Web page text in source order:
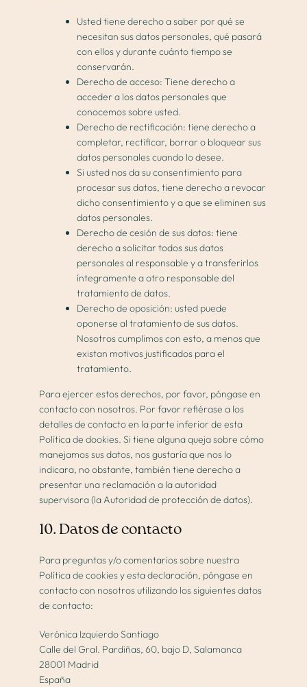
Usted tiene derecho a saber por qué se
necesitan sus datos personales, qué pasará
con ellos y durante cuánto tiempo se
conservarán.
Derecho de acceso: Tiene derecho a
acceder a los datos personales que
conocemos sobre usted.
Derecho de rectificación: tiene derecho a
completar, rectificar, borrar o bloquear sus
datos personales cuando lo desee.
Si usted nos da su consentimiento para
procesar sus datos, tiene derecho a revocar
dicho consentimiento y a que se eliminen sus
datos personales.
Derecho de cesión de sus datos: tiene
derecho a solicitar todos sus datos
personales al responsable y a transferirlos
íntegramente a otro responsable del
tratamiento de datos.
Derecho de oposición: usted puede
oponerse al tratamiento de sus datos.
Nosotros cumplimos con esto, a menos que
existan motivos justificados para el
tratamiento.
Para ejercer estos derechos, por favor, póngase en
contacto con nosotros. Por favor refiérase a los
detalles de contacto en la parte inferior de esta
Política de dookies. Si tiene alguna queja sobre cómo
manejamos sus datos, nos gustaría que nos lo
indicara, no obstante, también tiene derecho a
presentar una reclamación a la autoridad
supervisora (la Autoridad de protección de datos).
10. Datos de contacto
Para preguntas y/o comentarios sobre nuestra
Política de cookies y esta declaración, póngase en
contacto con nosotros utilizando los siguientes datos
de contacto:
Verónica Izquierdo Santiago
Calle del Gral. Pardiñas, 60, bajo D, Salamanca
28001 Madrid
España